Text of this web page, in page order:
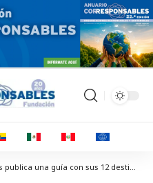
Corresponsables > Noticias > Evaneos publica una guía con sus 12 destinos recomendados para 2023 fuera de los circuitos turísticos de masas